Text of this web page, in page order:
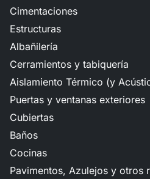
Cimentaciones
Estructuras
Albañilería
Cerramientos y tabiquería
Aislamiento Térmico (y
Puertas y ventanas exteriores
Cubiertas
Baños
Cocinas
Pavimentos, Azulejos y otros